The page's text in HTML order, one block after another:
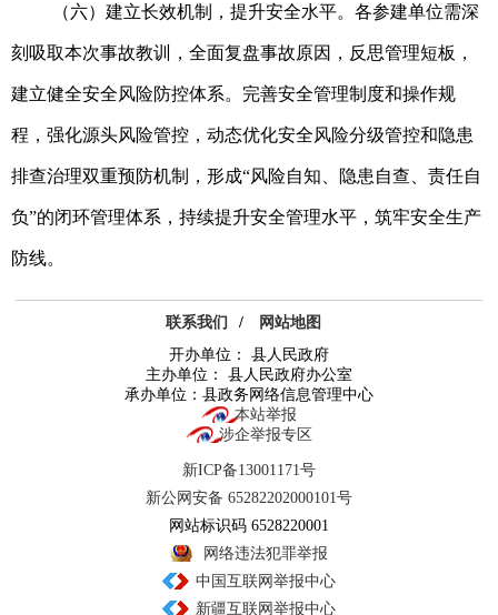
（六）建立长效机制，提升安全水平。各参建单位需深
刻吸取本次事故教训，全面复盘事故原因，反思管理短板，
建立健全安全风险防控体系。完善安全管理制度和操作规
程，强化源头风险管控，动态优化安全风险分级管控和隐患
排查治理双重预防机制，形成“风险自知、隐患自查、责任自
负”的闭环管理体系，持续提升安全管理水平，筑牢安全生产
防线。
联系我们 /
网站地图
开办单位： 县人民政府
主办单位： 县人民政府办公室
承办单位：县政务网络信息管理中心
本站举报
涉企举报专区
新ICP备13001171号
新公网安备 65282202000101号
网站标识码 6528220001
网络违法犯罪举报
中国互联网举报中心
新疆互联网举报中心